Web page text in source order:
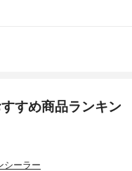
すめ商品ランキン
シーラー